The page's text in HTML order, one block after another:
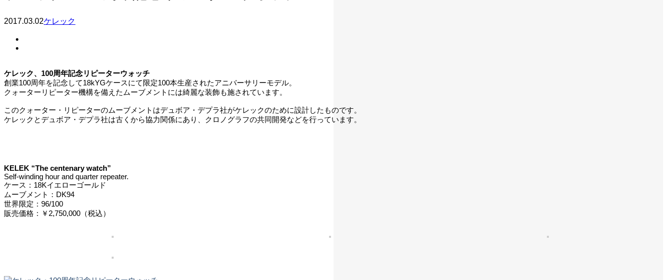
2017.03.02ケレック
ケレック、100周年記念リピーターウォッチ
創業100周年を記念して18kYGケースにて限定100本生産されたアニバーサリーモデル。
クォーターリピーター機構を備えたムーブメントには綺麗な装飾も施されています。
このクォーター・リピーターのムーブメントはデュボア・デプラ社がケレックのために設計したものです。
ケレックとデュボア・デプラ社は古くから協力関係にあり、クロノグラフの共同開発などを行っています。
KELEK “The centenary watch”
Self-winding hour and quarter repeater.
ケース：18Kイエローゴールド
ムーブメント：DK94
世界限定：96/100
販売価格：￥2,750,000（税込）